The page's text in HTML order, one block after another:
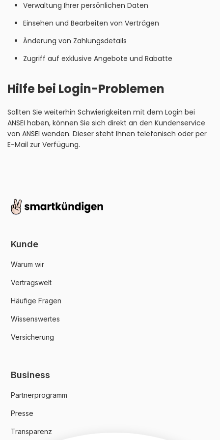
Verwaltung Ihrer persönlichen Daten
Einsehen und Bearbeiten von Verträgen
Änderung von Zahlungsdetails
Zugriff auf exklusive Angebote und Rabatte
Hilfe bei Login-Problemen
Sollten Sie weiterhin Schwierigkeiten mit dem Login bei
ANSEI haben, können Sie sich direkt an den Kundenservice
von ANSEI wenden. Dieser steht Ihnen telefonisch oder per
E-Mail zur Verfügung.
Kunde
Warum wir
Vertragswelt
Häufige Fragen
Wissenswertes
Versicherung
Business
Partnerprogramm
Presse
Transparenz